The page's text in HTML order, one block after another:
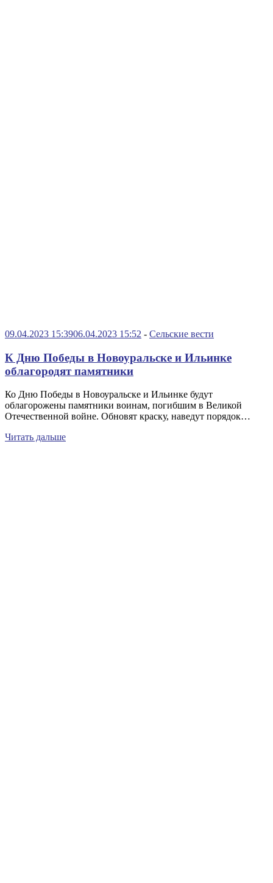
09.04.2023 15:3906.04.2023 15:52 - Сельские вести
К Дню Победы в Новоуральске и Ильинке
облагородят памятники
Ко Дню Победы в Новоуральске и Ильинке будут
облагорожены памятники воинам, погибшим в Великой
Отечественной войне. Обновят краску, наведут порядок…
Читать дальше